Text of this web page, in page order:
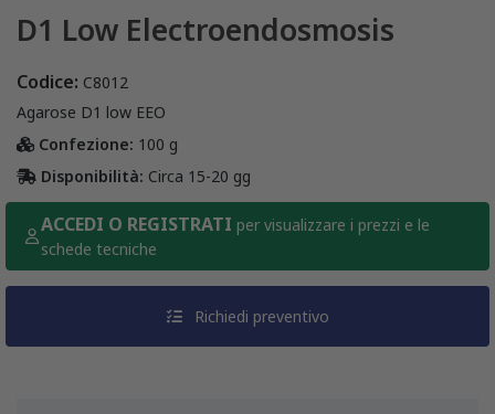
D1 Low Electroendosmosis
Codice: C8012
Agarose D1 low EEO
Confezione: 100 g
Disponibilità: Circa 15-20 gg
ACCEDI O REGISTRATI per visualizzare i prezzi e le
schede tecniche
Richiedi preventivo